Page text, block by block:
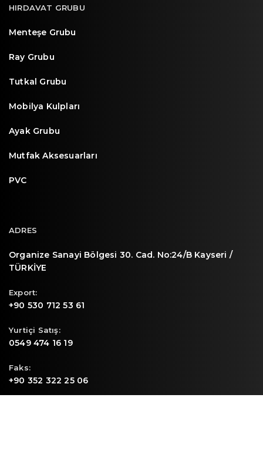
HIRDAVAT GRUBU
Menteşe Grubu
Ray Grubu
Tutkal Grubu
Mobilya Kulpları
Ayak Grubu
Mutfak Aksesuarları
PVC
ADRES
Organize Sanayi Bölgesi 30. Cad. No:24/B Kayseri /
TÜRKİYE
Export:
+90 530 712 53 61
Yurtiçi Satış:
0549 474 16 19
Faks:
+90 352 322 25 06